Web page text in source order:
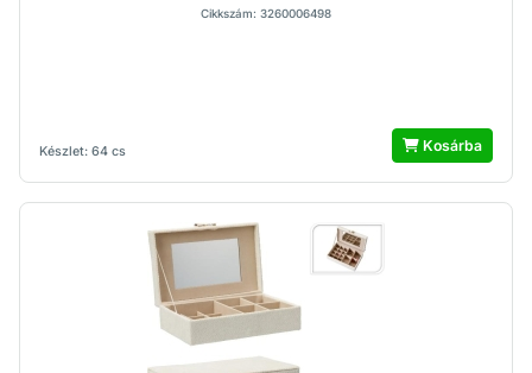
Készlet: 64 cs
Cikkszám: 3260006498
Kosárba